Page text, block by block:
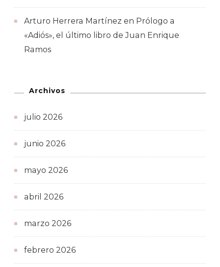
Arturo Herrera Martínez en Prólogo a
«Adiós», el último libro de Juan Enrique
Ramos
Archivos
julio 2026
junio 2026
mayo 2026
abril 2026
marzo 2026
febrero 2026